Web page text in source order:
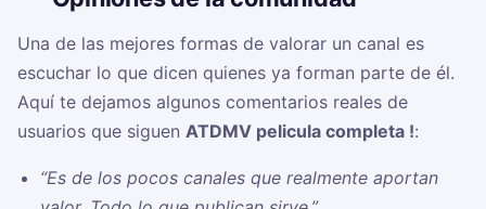
Una de las mejores formas de valorar un canal es
escuchar lo que dicen quienes ya forman parte de él.
Aquí te dejamos algunos comentarios reales de
usuarios que siguen ATDMV pelicula completa !:
“Es de los pocos canales que realmente aportan